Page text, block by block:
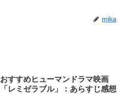
mika
おすすめヒューマンドラマ映画
「レミゼラブル」：あらすじ感想